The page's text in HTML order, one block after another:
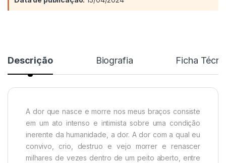
Descrição Biografia Ficha
A dor que nasce e morre nos meus braços consiste
em um ato intenso e intimista sobre uma condição
inerente da humanidade, a dor. A dor com a qual eu
convivo, crio, destruo e vejo morrer e renascer
milhares de vezes dentro de um peito aberto, entre